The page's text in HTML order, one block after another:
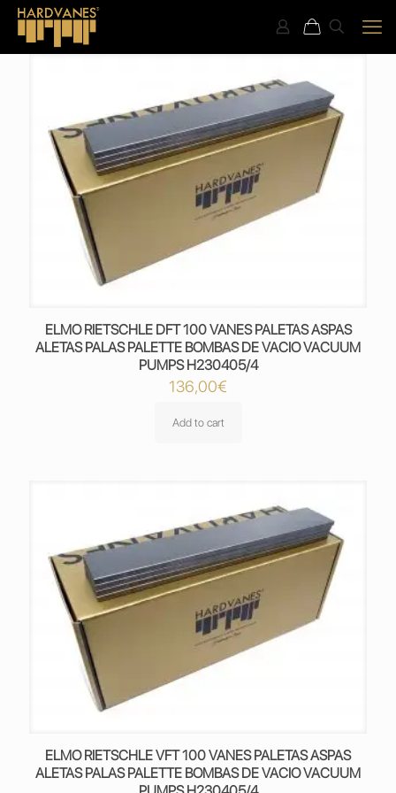
ELMO RIETSCHLE DFT 100 VANES PALETAS ASPAS
ALETAS PALAS PALETTE BOMBAS DE VACIO VACUUM
PUMPS H230405/4
136,00€
Add to cart
ELMO RIETSCHLE VFT 100 VANES PALETAS ASPAS
ALETAS PALAS PALETTE BOMBAS DE VACIO VACUUM